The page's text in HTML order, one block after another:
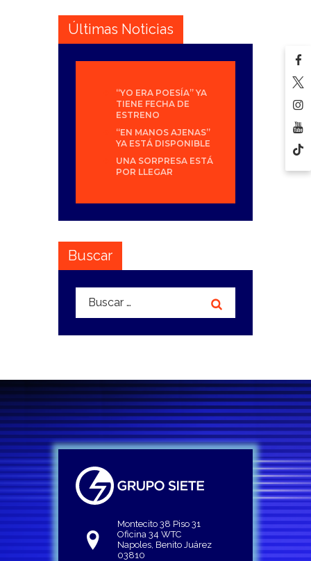
Últimas Noticias
“YO ERA POESÍA” YA
TIENE FECHA DE
ESTRENO
“EN MANOS AJENAS”
YA ESTÁ DISPONIBLE
UNA SORPRESA ESTÁ
POR LLEGAR
Buscar
Buscar:
Montecito 38 Piso 31
Oficina 34 WTC
Napoles, Benito Juárez
03810